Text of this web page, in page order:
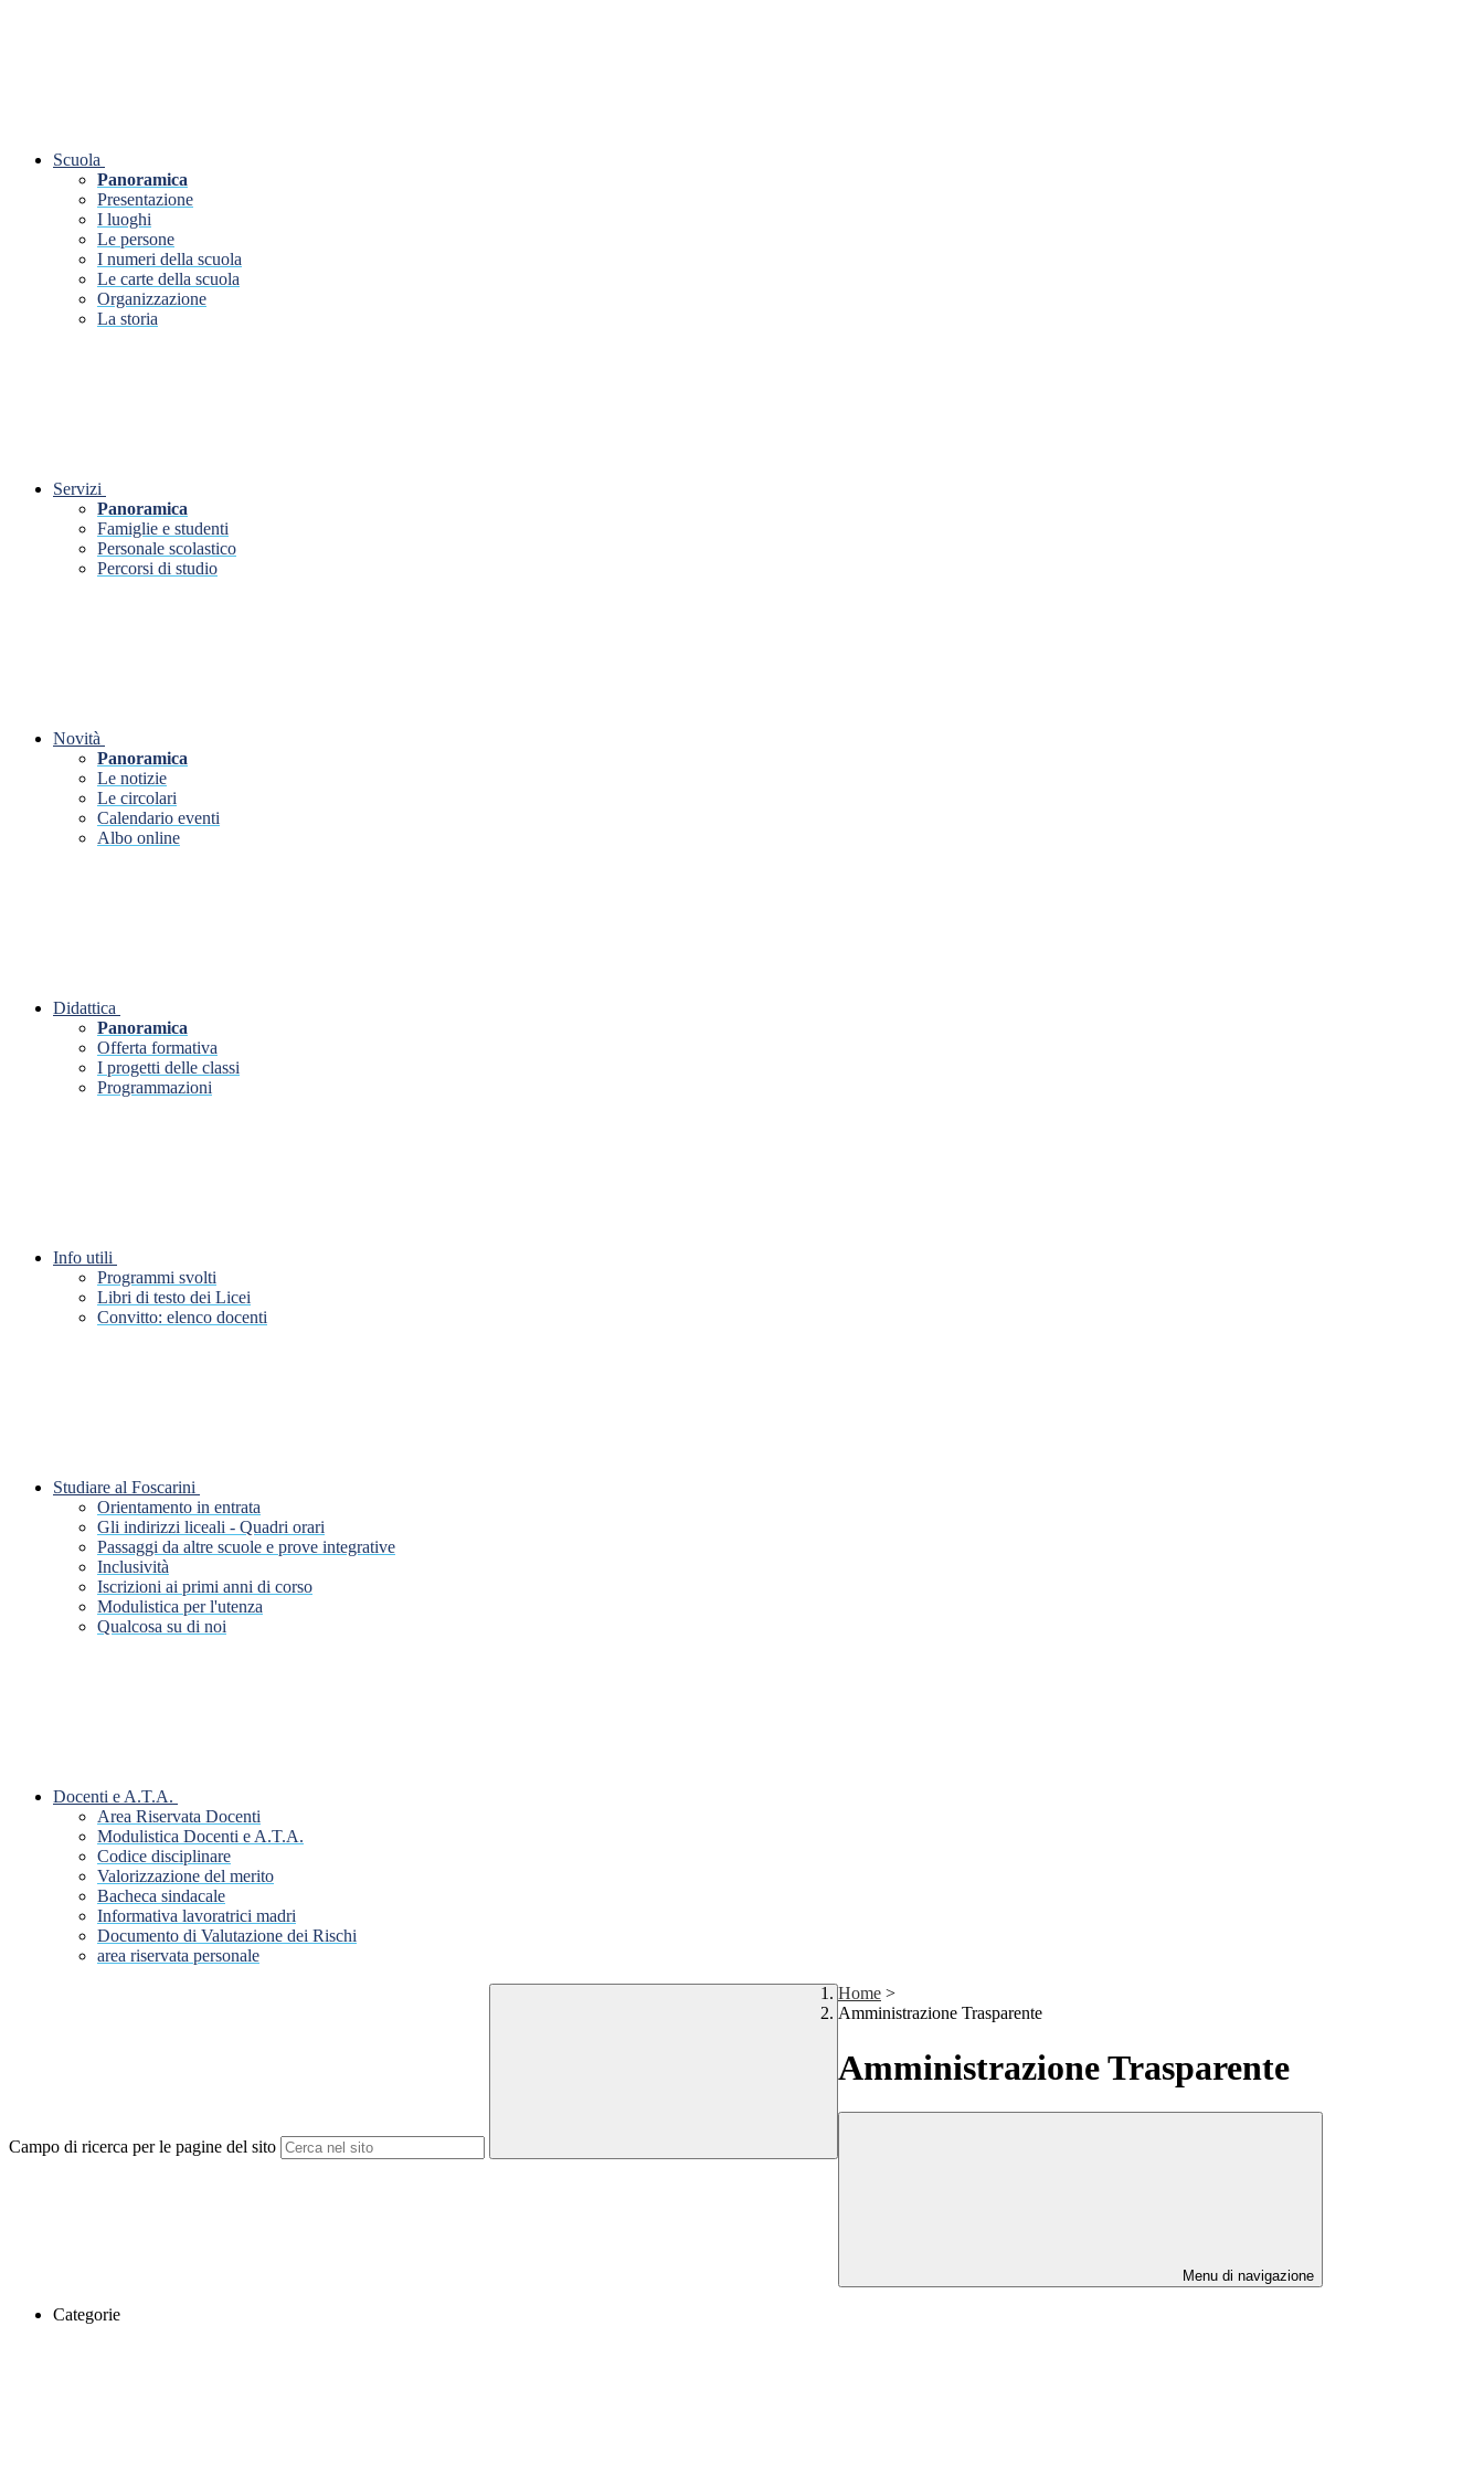
Scuola
Panoramica
Presentazione
I luoghi
Le persone
I numeri della scuola
Le carte della scuola
Organizzazione
La storia
Servizi
Panoramica
Famiglie e studenti
Personale scolastico
Percorsi di studio
Novità
Panoramica
Le notizie
Le circolari
Calendario eventi
Albo online
Didattica
Panoramica
Offerta formativa
I progetti delle classi
Programmazioni
Info utili
Programmi svolti
Libri di testo dei Licei
Convitto: elenco docenti
Studiare al Foscarini
Orientamento in entrata
Gli indirizzi liceali - Quadri orari
Passaggi da altre scuole e prove integrative
Inclusività
Iscrizioni ai primi anni di corso
Modulistica per l'utenza
Qualcosa su di noi
Docenti e A.T.A.
Area Riservata Docenti
Modulistica Docenti e A.T.A.
Codice disciplinare
Valorizzazione del merito
Bacheca sindacale
Informativa lavoratrici madri
Documento di Valutazione dei Rischi
area riservata personale
Campo di ricerca per le pagine del sito
Home >
Amministrazione Trasparente
Amministrazione Trasparente
Menu di navigazione
Categorie